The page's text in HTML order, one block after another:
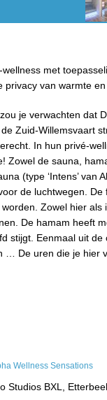
met
van warmte
je verwachten dat
Zuid-Willemsvaart
In hun privé-
Zowel de sauna,
(type ‘Intens’
de luchtwegen.
Zowel hier
De hamam heeft
stijgt. Eenmaal uit
… De uren die je hier
Studios BXL,